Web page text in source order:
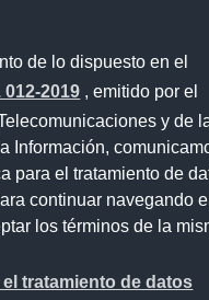
de lo dispuesto en el
2019 , emitido por el
y de
Información,
para el tratamiento de
continuar navegando
los términos de la
el tratamiento de datos
Contacto Ciudadano
Portal Trámites
Nacional de